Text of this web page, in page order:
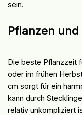
sein.
Pflanzen
Die beste Pflanzzeit
oder im frühen
cm sorgt für ein
kann durch
relativ unkompliziert